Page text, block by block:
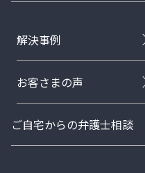
解決事例
お客さまの声
ご自宅からの弁護士相談